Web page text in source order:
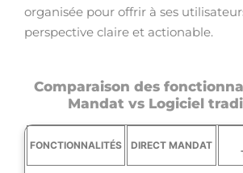
organisée pour offrir à ses
perspective claire et actionable.
Comparaison des
Mandat vs Logiciel
FONCTIONNALITÉS DIRECT MANDAT